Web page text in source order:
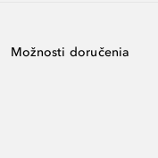
Možnosti doručenia